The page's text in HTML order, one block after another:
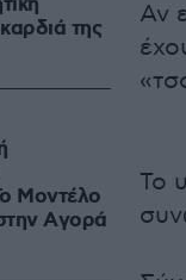
Αν
Το
της
Mοντέλο
Aγορά